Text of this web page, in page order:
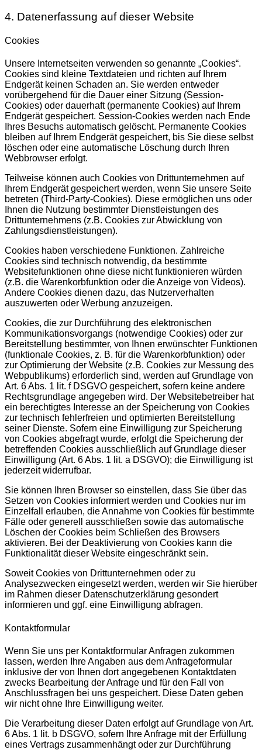
4. Datenerfassung auf dieser Website
Cookies
Unsere Internetseiten verwenden so genannte „Cookies“.
Cookies sind kleine Textdateien und richten auf Ihrem
Endgerät keinen Schaden an. Sie werden entweder
vorübergehend für die Dauer einer Sitzung (Session-
Cookies) oder dauerhaft (permanente Cookies) auf Ihrem
Endgerät gespeichert. Session-Cookies werden nach Ende
Ihres Besuchs automatisch gelöscht. Permanente Cookies
bleiben auf Ihrem Endgerät gespeichert, bis Sie diese selbst
löschen oder eine automatische Löschung durch Ihren
Webbrowser erfolgt.
Teilweise können auch Cookies von Drittunternehmen auf
Ihrem Endgerät gespeichert werden, wenn Sie unsere Seite
betreten (Third-Party-Cookies). Diese ermöglichen uns oder
Ihnen die Nutzung bestimmter Dienstleistungen des
Drittunternehmens (z.B. Cookies zur Abwicklung von
Zahlungsdienstleistungen).
Cookies haben verschiedene Funktionen. Zahlreiche
Cookies sind technisch notwendig, da bestimmte
Websitefunktionen ohne diese nicht funktionieren würden
(z.B. die Warenkorbfunktion oder die Anzeige von Videos).
Andere Cookies dienen dazu, das Nutzerverhalten
auszuwerten oder Werbung anzuzeigen.
Cookies, die zur Durchführung des elektronischen
Kommunikationsvorgangs (notwendige Cookies) oder zur
Bereitstellung bestimmter, von Ihnen erwünschter Funktionen
(funktionale Cookies, z. B. für die Warenkorbfunktion) oder
zur Optimierung der Website (z.B. Cookies zur Messung des
Webpublikums) erforderlich sind, werden auf Grundlage von
Art. 6 Abs. 1 lit. f DSGVO gespeichert, sofern keine andere
Rechtsgrundlage angegeben wird. Der Websitebetreiber hat
ein berechtigtes Interesse an der Speicherung von Cookies
zur technisch fehlerfreien und optimierten Bereitstellung
seiner Dienste. Sofern eine Einwilligung zur Speicherung
von Cookies abgefragt wurde, erfolgt die Speicherung der
betreffenden Cookies ausschließlich auf Grundlage dieser
Einwilligung (Art. 6 Abs. 1 lit. a DSGVO); die Einwilligung ist
jederzeit widerrufbar.
Sie können Ihren Browser so einstellen, dass Sie über das
Setzen von Cookies informiert werden und Cookies nur im
Einzelfall erlauben, die Annahme von Cookies für bestimmte
Fälle oder generell ausschließen sowie das automatische
Löschen der Cookies beim Schließen des Browsers
aktivieren. Bei der Deaktivierung von Cookies kann die
Funktionalität dieser Website eingeschränkt sein.
Soweit Cookies von Drittunternehmen oder zu
Analysezwecken eingesetzt werden, werden wir Sie hierüber
im Rahmen dieser Datenschutzerklärung gesondert
informieren und ggf. eine Einwilligung abfragen.
Kontaktformular
Wenn Sie uns per Kontaktformular Anfragen zukommen
lassen, werden Ihre Angaben aus dem Anfrageformular
inklusive der von Ihnen dort angegebenen Kontaktdaten
zwecks Bearbeitung der Anfrage und für den Fall von
Anschlussfragen bei uns gespeichert. Diese Daten geben
wir nicht ohne Ihre Einwilligung weiter.
Die Verarbeitung dieser Daten erfolgt auf Grundlage von Art.
6 Abs. 1 lit. b DSGVO, sofern Ihre Anfrage mit der Erfüllung
eines Vertrags zusammenhängt oder zur Durchführung